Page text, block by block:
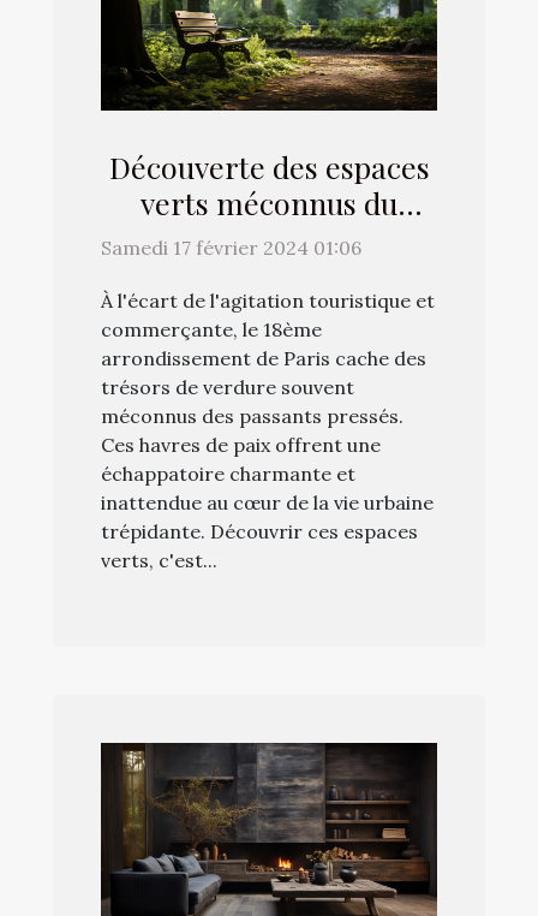
Découverte des espaces
verts méconnus du
18ème arrondissement
Samedi 17 février 2024 01:06
À l'écart de l'agitation touristique et
commerçante, le 18ème
arrondissement de Paris cache des
trésors de verdure souvent
méconnus des passants pressés.
Ces havres de paix offrent une
échappatoire charmante et
inattendue au cœur de la vie urbaine
trépidante. Découvrir ces espaces
verts, c'est...